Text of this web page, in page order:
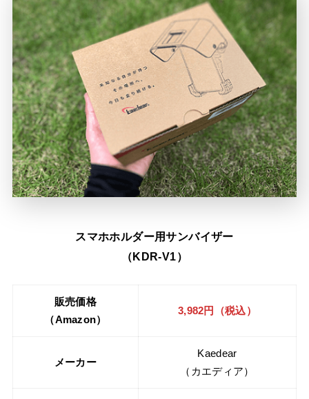
スマホホルダー用サンバイザー
（KDR-V1）
販売価格
（Amazon）
3,982円（税込）
メーカー
Kaedear
（カエディア）